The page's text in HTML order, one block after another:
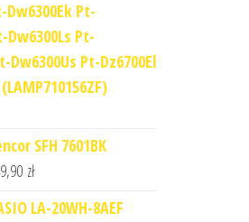
Dw6300Ek Pt-
Dw6300Ls Pt-
Dw6300Us Pt-Dz6700El
SFH 7601BK
zł
LA-20WH-8AEF